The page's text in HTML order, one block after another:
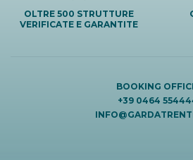
OLTRE 500 STRUTTURE
VERIFICATE E GARANTITE
BOOKING
+39 0464